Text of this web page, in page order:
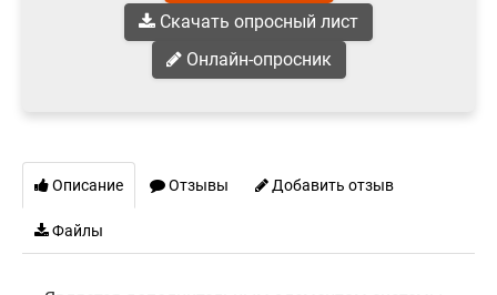
Скачать опросный лист
Онлайн-опросник
Описание Отзывы Добавить отзыв
Файлы